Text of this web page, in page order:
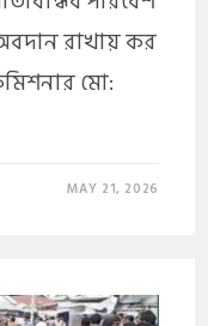
রাখায় কর
মো:
MAY 21, 2026